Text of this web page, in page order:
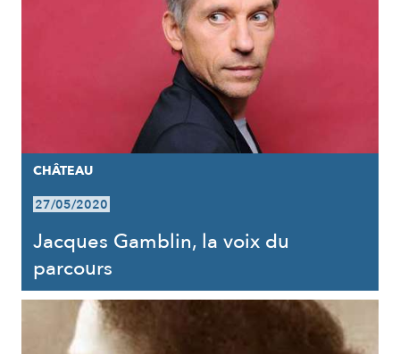
CHÂTEAU
27/05/2020
Jacques Gamblin, la voix du
parcours